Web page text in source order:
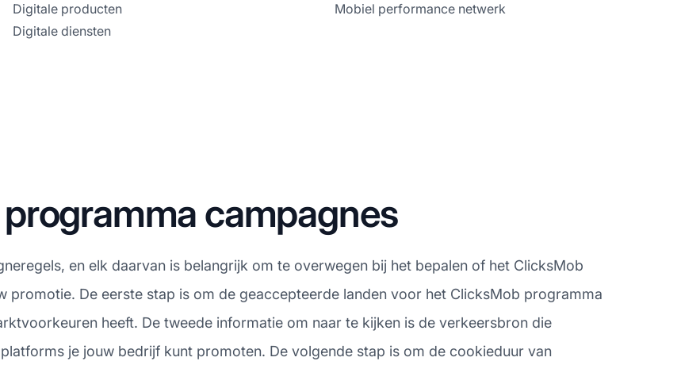
Digitale producten
Digitale diensten
Mobiel performance netwerk
campagnes
en elk daarvan is belangrijk om te overwegen bij het bepalen of het ClicksMob
promotie. De eerste stap is om de geaccepteerde landen voor het ClicksMob programma
heeft. De tweede informatie om naar te kijken is de verkeersbron die
je jouw bedrijf kunt promoten. De volgende stap is om de cookieduur van